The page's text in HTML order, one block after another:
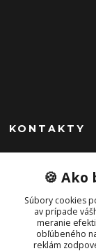
KONTAKTY
Peknekabelky.sk
+421 949747302
Po-Pia 10-16
🍪 Ako
Súbory cookies
av prípade
meranie
obľúbeného
reklám